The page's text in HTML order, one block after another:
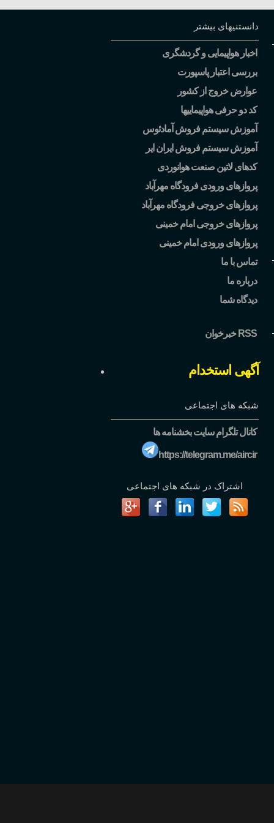
دانستنیهای بیشتر
اخبار هواپیمایی و گردشگری
بررسی اعتبار پاسپورت
عوارض خروج از کشور
کد دو حرفی هواپیماییها
آموزش سیستم فروش آمادئوس
آموزش سیستم فروش ایران ایر
کدهای لاتین صنعت هوانوردی
پروازهای ورودی فرودگاه مهرآباد
پروازهای خروجی فرودگاه مهرآباد
پروازهای خروجی امام خمینی
پروازهای ورودی امام خمینی
تماس با ما
درباره ما
دیدگاه شما
خبرخوان RSS
آگهی استخدام
شبکه های اجتماعی
کانال تلگرام سایت بخشنامه ها
https://telegram.me/aircir
اشتراک در شبکه های اجتماعی